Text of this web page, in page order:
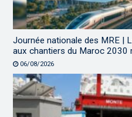
Journée nationale des MRE |
aux chantiers du Maroc 2030
06/08/2026